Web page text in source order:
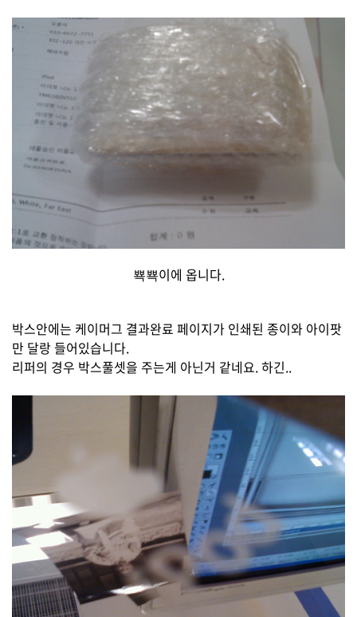
뾱뾱이에 옵니다.
박스안에는 케이머그 결과완료 페이지가 인쇄된 종이와 아이팟
만 달랑 들어있습니다.
리퍼의 경우 박스풀셋을 주는게 아닌거 같네요. 하긴..